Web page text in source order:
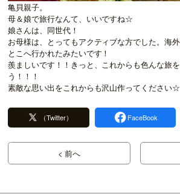
亀貝親子。
母＆娘で旅行なんて、いいですね☆
娘さんは、同世代！
お母様は、とってもアクティブな方でした。海
とこへ行かれたみたいです！
羨ましいです！！きっと、これからも色んな旅
う！！！
素敵な思い出をこれからも沢山作ってください☆
（Twitter） FaceBook
< 前へ